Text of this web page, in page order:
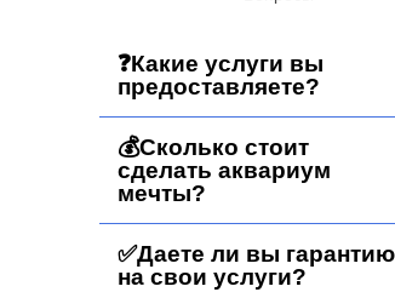
❓Какие услуги вы
предоставляете?
💰Сколько стоит
сделать аквариум
мечты?
✅Даете ли вы гарантию
на свои услуги?